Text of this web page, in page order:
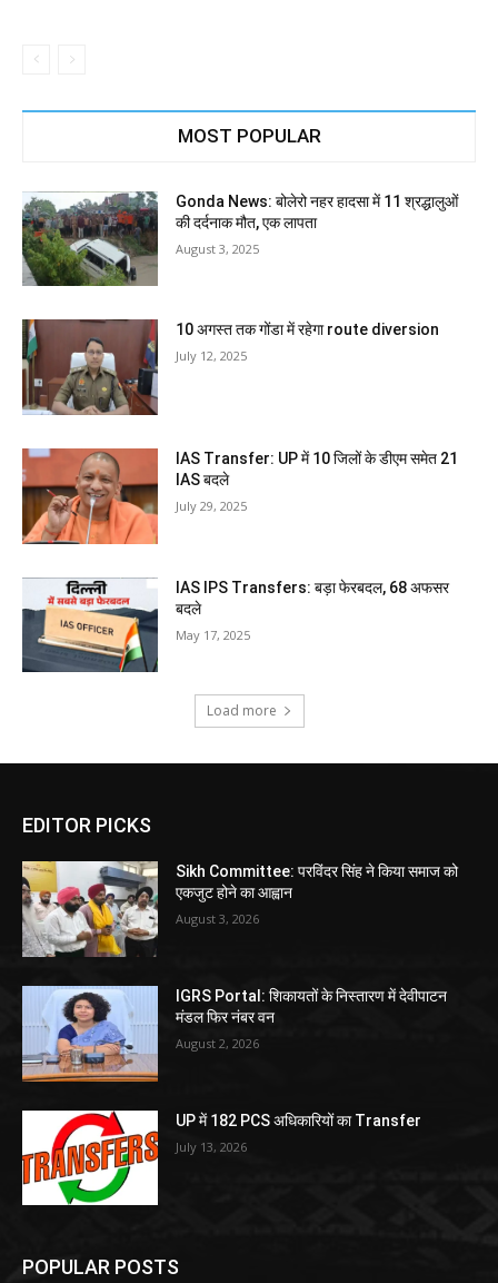
MOST POPULAR
Gonda News: बोलेरो नहर हादसा में 11 श्रद्धालुओं
की दर्दनाक मौत, एक लापता
August 3, 2025
10 अगस्त तक गोंडा में रहेगा route diversion
July 12, 2025
IAS Transfer: UP में 10 जिलों के डीएम समेत 21
IAS बदले
July 29, 2025
IAS IPS Transfers: बड़ा फेरबदल, 68 अफसर
बदले
May 17, 2025
Load more
EDITOR PICKS
Sikh Committee: परविंदर सिंह ने किया समाज को
एकजुट होने का आह्वान
August 3, 2026
IGRS Portal: शिकायतों के निस्तारण में देवीपाटन
मंडल फिर नंबर वन
August 2, 2026
UP में 182 PCS अधिकारियों का Transfer
July 13, 2026
POPULAR POSTS